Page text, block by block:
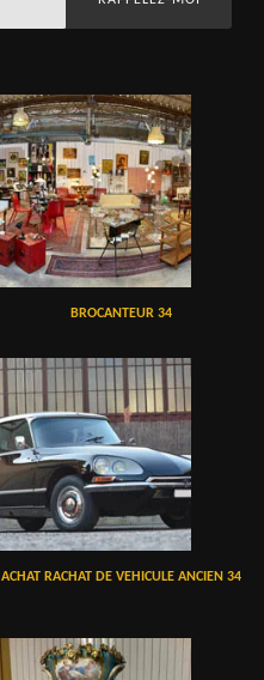
BROCANTEUR 34
ACHAT RACHAT DE VEHICULE ANCIEN 34